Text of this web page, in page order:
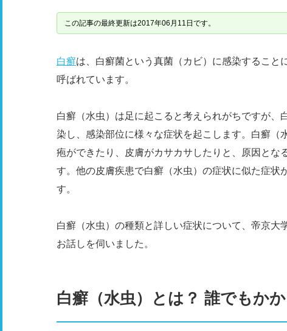
この記事の最終更新は2017年06月11日です。
白癬は、白癬菌という真菌（カビ）に感染すること
呼ばれています。
白癬（水虫）は足に起こると考えられがちですが
染し、感染部位に様々な症状を起こします。白癬（
疱ができたり、皮膚がカサカサしたりと、原因とな
す。他の皮膚疾患で白癬（水虫）の症状に似た症
す。
白癬（水虫）の種類と詳しい症状について、帝京大
お話しを伺いました。
白癬（水虫）とは？ 誰でもか